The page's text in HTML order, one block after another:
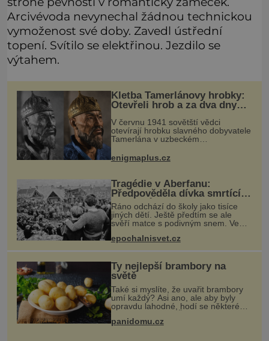
Arcivévoda nevynechal žádnou technickou
vymoženost své doby. Zavedl ústřední
topení. Svítilo se elektřinou. Jezdilo se
výtahem.
Kletba Tamerlánovy hrobky:
Otevřeli hrob a za dva dny
Náhoda, nebo varování?
V červnu 1941 sovětští vědci
otevírají hrobku slavného dobyvatele
Tamerlána v uzbeckém
nacistické Německo zahajuje operaci
Barbarossa a napadá Sovětský svaz.
enigmaplus.cz
Tragédie v Aberfanu:
Předpověděla dívka smrtící
sesuv půdy?
Ráno odchází do školy jako tisíce
jiných dětí. Ještě předtím se ale
svěří matce s podivným snem. Ve
nevidí budovu ani spolužáky. Místo
nich se před ní tyčí cosi temn
epochalnisvet.cz
Ty nejlepší brambory na
světě
Také si myslíte, že uvařit brambory
umí každý? Asi ano, ale aby byly
opravdu lahodné, hodí se některé
varné typy od A, tedy na saláty, po D
panidomu.cz